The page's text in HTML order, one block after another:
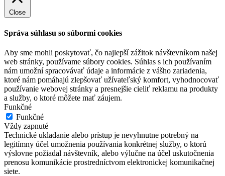
Close
Správa súhlasu so súbormi cookies
Aby sme mohli poskytovať, čo najlepší zážitok návštevníkom našej
web stránky, používame súbory cookies. Súhlas s ich používaním
nám umožní spracovávať údaje a informácie z vášho zariadenia,
ktoré nám pomáhajú zlepšovať užívateľský komfort, vyhodnocovať
používanie webovej stránky a presnejšie cieliť reklamu na produkty
a služby, o ktoré môžete mať záujem.
Funkčné
Funkčné
Vždy zapnuté
Technické ukladanie alebo prístup je nevyhnutne potrebný na
legitímny účel umožnenia používania konkrétnej služby, o ktorú
výslovne požiadal návštevník, alebo výlučne na účel uskutočnenia
prenosu komunikácie prostredníctvom elektronickej komunikačnej
siete.